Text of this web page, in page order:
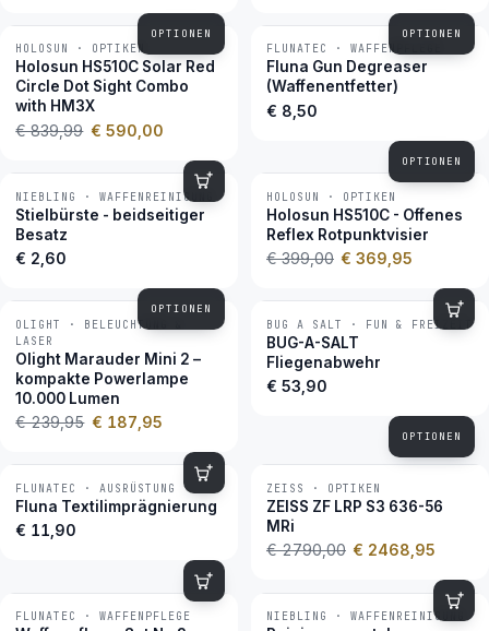
OPTIONEN OPTIONEN
−30 %
HOLOSUN · OPTIKEN
Holosun HS510C Solar Red
Circle Dot Sight Combo
with HM3X
€ 839,99 € 590,00
BESTSELLER
FLUNATEC · WAFFENPFLEGE
Fluna Gun Degreaser
(Waffenentfetter)
€ 8,50
OPTIONEN
BESTSELLER
NIEBLING · WAFFENREINIGUNG
Stielbürste - beidseitiger
Besatz
€ 2,60
OPTIONEN
−7 %
HOLOSUN · OPTIKEN
Holosun HS510C - Offenes
Reflex Rotpunktvisier
€ 399,00 € 369,95
−22 %
OLIGHT · BELEUCHTUNG &
LASER
Olight Marauder Mini 2 –
kompakte Powerlampe
10.000 Lumen
€ 239,95 € 187,95
BESTSELLER
BUG A SALT · FUN & FREIZEIT
BUG-A-SALT
Fliegenabwehr
€ 53,90
OPTIONEN
BESTSELLER
FLUNATEC · AUSRÜSTUNG
Fluna Textilimprägnierung
€ 11,90
−12 %
ZEISS · OPTIKEN
ZEISS ZF LRP S3 636-56
MRi
€ 2790,00 € 2468,95
BESTSELLER
FLUNATEC · WAFFENPFLEGE BESTSELLER
NIEBLING · WAFFENREINIGUNG